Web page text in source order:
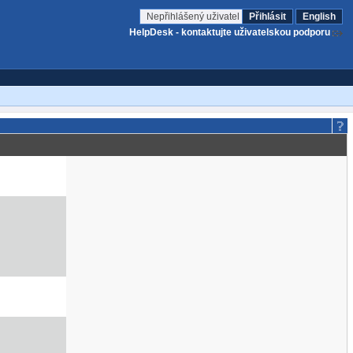
Nepřihlášený uživatel Přihlásit
English
HelpDesk - kontaktujte uživatelskou podporu